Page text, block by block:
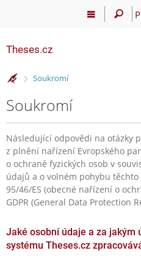
Theses.cz
>
Soukromí
Soukromí
Následující odpovědi na otázky
z plnění nařízení Evropského
o ochraně fyzických osob v
údajů a o volném pohybu
95/46/ES (obecné nařízení o
GDPR (General Data Protection
Jaké osobní údaje a za jakým
systému Theses.cz